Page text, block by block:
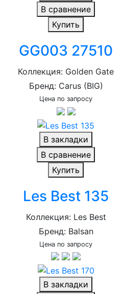
В сравнение
Купить
GG003 27510
Коллекция: Golden Gate
Бренд: Carus (BIG)
Цена по запросу
В закладки
В сравнение
Купить
Les Best 135
Коллекция: Les Best
Бренд: Balsan
Цена по запросу
В закладки